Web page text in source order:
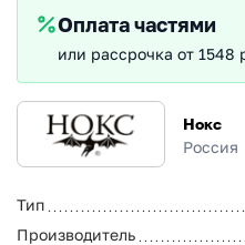
Нокс
Россия
Тип
Производитель
Оплата частями
или рассрочка от 1548